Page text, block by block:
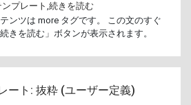
ンプレート,続きを読む
ンツは more タグです。 この文のすぐ
きを読む」ボタンが表示されます。
ート: 抜粋 (ユーザー定義)